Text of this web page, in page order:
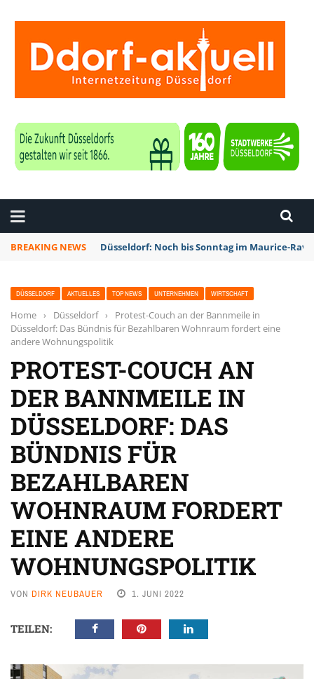
BREAKING NEWS Düsseldorf: Noch bis Sonntag im Maurice-
DÜSSELDORF AKTUELLES TOP NEWS UNTERNEHMEN WIRTSCHAFT
Home › Düsseldorf ›
Protest-Couch an der Bannmeile in
Düsseldorf: Das Bündnis für Bezahlbaren Wohnraum fordert eine
andere Wohnungspolitik
PROTEST-COUCH AN
DER BANNMEILE IN
DÜSSELDORF: DAS
BÜNDNIS FÜR
BEZAHLBAREN
WOHNRAUM FORDERT
EINE ANDERE
WOHNUNGSPOLITIK
VON DIRK NEUBAUER 1. JUNI 2022
TEILEN: